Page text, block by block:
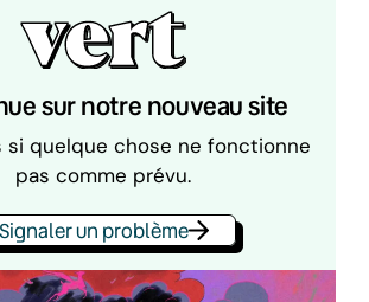
sur notre nouveau site
si quelque chose ne fonctionne
pas comme prévu.
Signaler un problème